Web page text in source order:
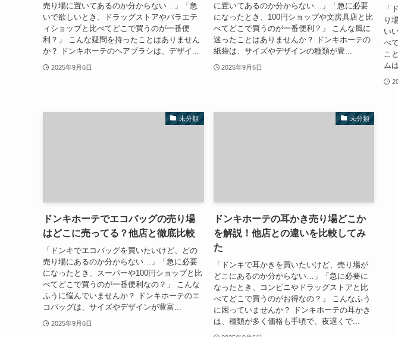
売り場に置いてあるのか分からない…」「急
いで欲しいとき、ドラッグストアやバラエテ
ィショップと比べてどこで買うのが一番便
利？」 こんな疑問を持ったことはありません
か？ ドンキホーテのヘアブラシは、デザイ...
2025年9月6日
に置いてあるのか分からない…」「急に必要
になったとき、100円ショップや文房具店と比
べてどこで買うのが一番便利？」 こんな風に
迷ったことはありませんか？ ドンキホーテの
紙袋は、サイズやデザインの種類が豊...
2025年9月6日
「
り
い
べ
こ
ム
未分類
ドンキホーテでエコバッグの売り場
はどこに売ってる？他店と徹底比較
「ドンキでエコバッグを買いたいけど、どの
売り場にあるのか分からない…」「急に必要
になったとき、スーパーや100円ショップと比
べてどこで買うのが一番便利なの？」 こんな
ふうに悩んでいませんか？ ドンキホーテのエ
コバッグは、サイズやデザインが豊富...
2025年9月6日
未分類
ドンキホーテの耳かき売り場どこか
を解説！他店との違いを比較してみ
た
「ドンキで耳かきを買いたいけど、売り場が
どこにあるのか分からない…」「急に必要に
なったとき、コンビニやドラッグストアと比
べてどこで買うのがお得なの？」 こんなふう
に困っていませんか？ ドンキホーテの耳かき
は、種類が多く価格も手頃で、夜遅くで...